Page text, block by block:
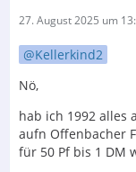
27. August 2025 um
Kellerkind2
Nö,
hab ich 1992 alles
aufn Offenbacher
für 50 Pf bis 1 DM